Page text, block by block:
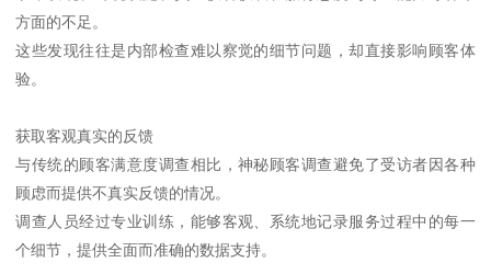
方面的不足。
这些发现往往是内部检查难以察觉的细节问题，却直接影响顾客体
验。
获取客观真实的反馈
与传统的顾客满意度调查相比，神秘顾客调查避免了受访者因各种
顾虑而提供不真实反馈的情况。
调查人员经过专业训练，能够客观、系统地记录服务过程中的每一
个细节，提供全面而准确的数据支持。